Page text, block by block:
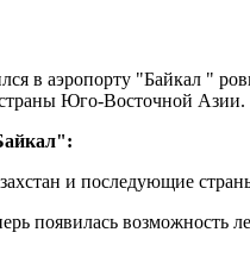
в аэропорту "Байкал "
Юго-Восточной Азии.
и последующие
появилась возможность